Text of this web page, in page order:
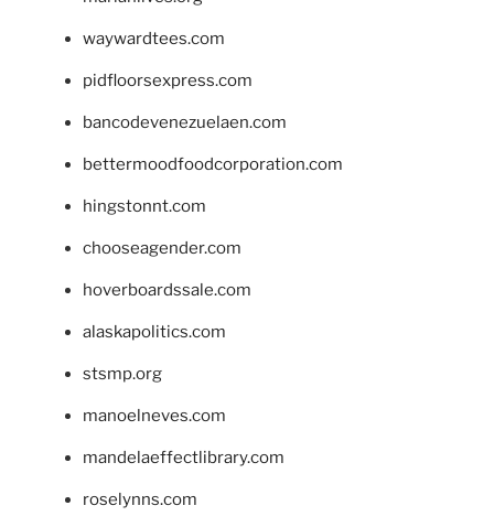
waywardtees.com
pidfloorsexpress.com
bancodevenezuelaen.com
bettermoodfoodcorporation.com
hingstonnt.com
chooseagender.com
hoverboardssale.com
alaskapolitics.com
stsmp.org
manoelneves.com
mandelaeffectlibrary.com
roselynns.com